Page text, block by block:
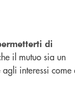
di
il mutuo sia un
interessi come